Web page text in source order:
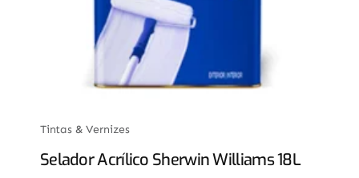
Tintas & Vernizes
Selador Acrílico Sherwin Williams 18L